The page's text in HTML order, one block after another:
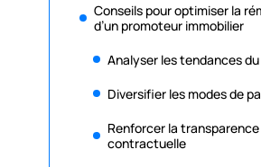
Conseils pour optimiser la
d’un promoteur immobilier
Analyser les tendances
Diversifier les modes de
Renforcer la transparence
contractuelle